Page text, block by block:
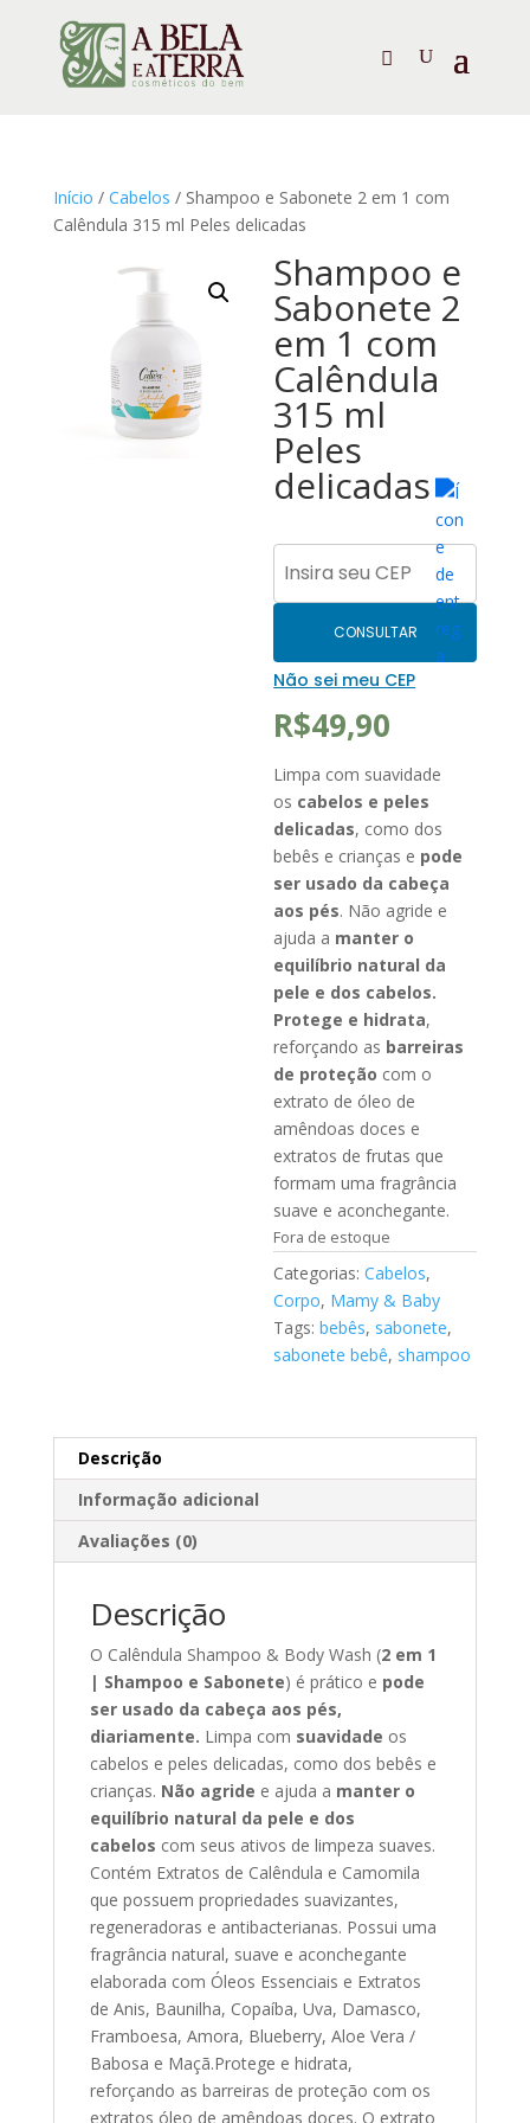
Início / Cabelos / Shampoo e Sabonete 2 em 1 com
Calêndula 315 ml Peles delicadas
Shampoo e
Sabonete 2
em 1 com
Calêndula
315 ml
Peles
delicadas
CONSULTAR
Não sei meu CEP
R$49,90
Limpa com suavidade
os cabelos e peles
delicadas, como dos
bebês e crianças e pode
ser usado da cabeça
aos pés. Não agride e
ajuda a manter o
equilíbrio natural da
pele e dos cabelos.
Protege e hidrata,
reforçando as barreiras
de proteção com o
extrato de óleo de
amêndoas doces e
extratos de frutas que
formam uma fragrância
suave e aconchegante.
Fora de estoque
Categorias:Cabelos,
Corpo, Mamy & Baby
Tags:bebês, sabonete,
sabonete bebê, shampoo
Descrição
Informação adicional
Avaliações (0)
Descrição
O Calêndula Shampoo & Body Wash (2 em 1
| Shampoo e Sabonete) é prático e pode
ser usado da cabeça aos pés,
diariamente. Limpa com suavidade os
cabelos e peles delicadas, como dos bebês e
crianças. Não agride e ajuda a manter o
equilíbrio natural da pele e dos
cabelos com seus ativos de limpeza suaves.
Contém Extratos de Calêndula e Camomila
que possuem propriedades suavizantes,
regeneradoras e antibacterianas. Possui uma
fragrância natural, suave e aconchegante
elaborada com Óleos Essenciais e Extratos
de Anis, Baunilha, Copaíba, Uva, Damasco,
Framboesa, Amora, Blueberry, Aloe Vera /
Babosa e Maçã.Protege e hidrata,
reforçando as barreiras de proteção com os
extratos óleo de amêndoas doces. O extrato